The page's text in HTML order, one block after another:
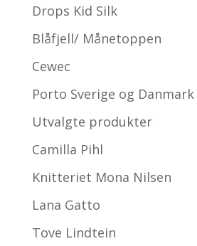
Drops Kid Silk
Blåfjell/ Månetoppen
Cewec
Porto Sverige og Danmark
Utvalgte produkter
Camilla Pihl
Knitteriet Mona Nilsen
Lana Gatto
Tove Lindtein